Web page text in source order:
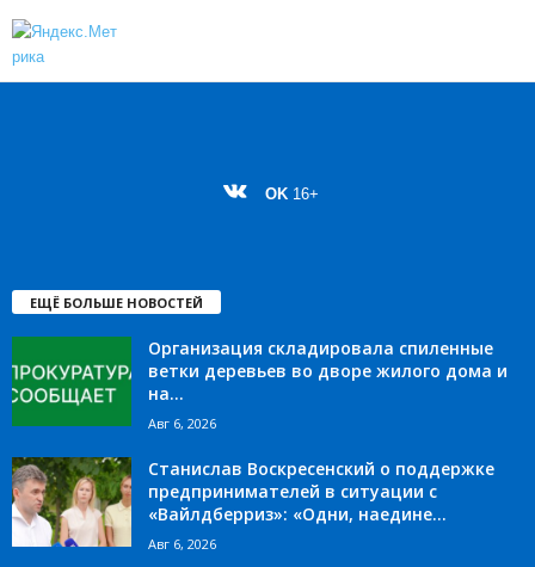
OK 16+
ЕЩЁ БОЛЬШЕ НОВОСТЕЙ
Организация складировала спиленные
ветки деревьев во дворе жилого дома и
на...
Авг 6, 2026
Станислав Воскресенский о поддержке
предпринимателей в ситуации с
«Вайлдберриз»: «Одни, наедине...
Авг 6, 2026